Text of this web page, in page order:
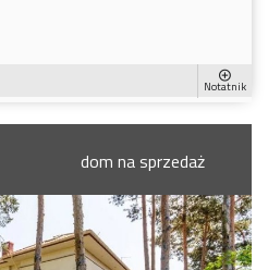
Notatnik
dom na sprzedaż